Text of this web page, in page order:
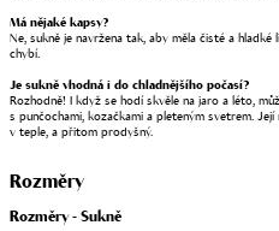
Má nějaké kapsy?
Ne, sukně je navržena tak, aby měla čisté a
chybí.
Je sukně vhodná i do chladnějšího počasí?
Rozhodně! I když se hodí skvěle na jaro a léto,
s punčochami, kozačkami a pleteným svetrem.
v teple, a přitom prodyšný.
Rozměry
Rozměry - Sukně